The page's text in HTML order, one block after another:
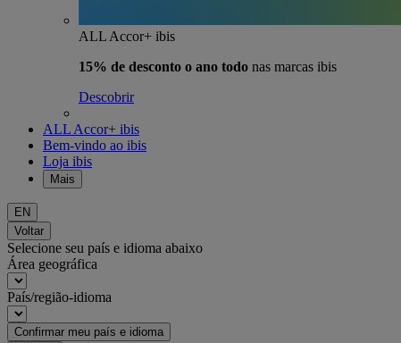
ALL Accor+ ibis
15% de desconto o ano todo nas marcas ibis
Descobrir
ALL Accor+ ibis
Bem-vindo ao ibis
Loja ibis
Mais
EN
Voltar
Selecione seu país e idioma abaixo
Área geográfica
País/região-idioma
Confirmar meu país e idioma